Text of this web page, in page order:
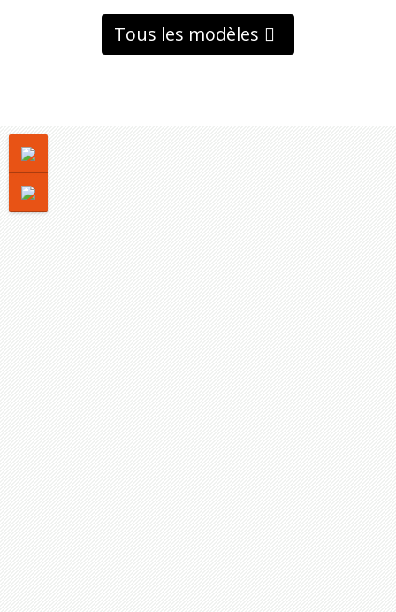
Tous les modèles